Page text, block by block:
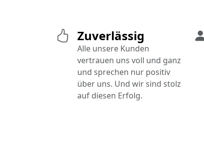
Zuverlässig
Alle unsere Kunden
vertrauen uns voll und ganz
und sprechen nur positiv
über uns. Und wir sind stolz
auf diesen Erfolg.